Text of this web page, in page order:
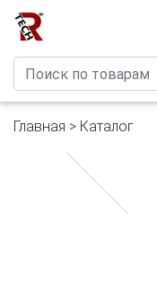
Главная > Каталог